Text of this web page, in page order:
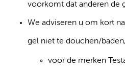
voorkomt dat anderen de
We adviseren u om kort
gel niet te douchen/
voor de merken